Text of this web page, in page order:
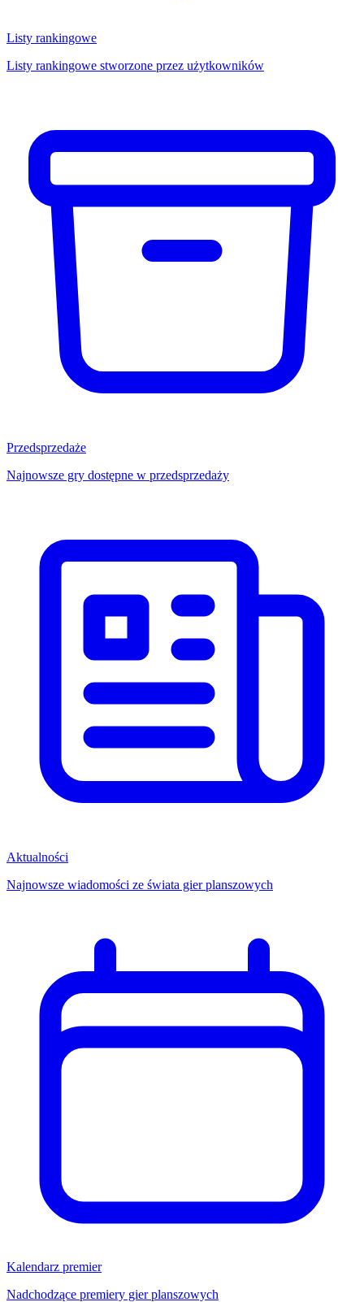
Listy rankingowe
Listy rankingowe stworzone przez użytkowników
Przedsprzedaże
Najnowsze gry dostępne w przedsprzedaży
Aktualności
Najnowsze wiadomości ze świata gier planszowych
Kalendarz premier
Nadchodzące premiery gier planszowych